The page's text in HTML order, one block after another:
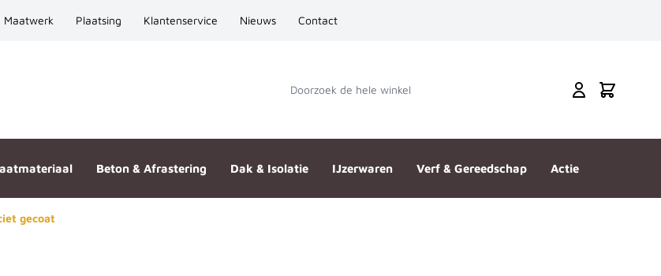
Maatwerk Plaatsing Klantenservice Nieuws Contact
Doorzoek de hele winkel Cart
Beton & Afrastering Dak & Isolatie IJzerwaren Verf & Gereedschap Actie
gecoat